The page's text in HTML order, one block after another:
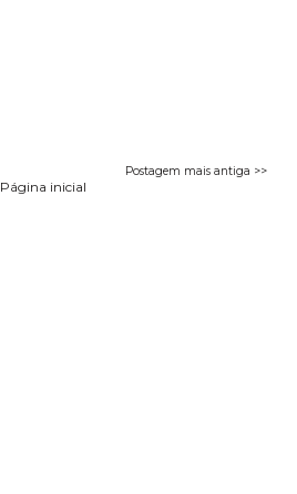
Postagem mais antiga >>
Página inicial